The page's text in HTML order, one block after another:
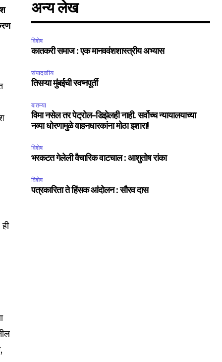
अन्य लेख
विशेष
कातकरी समाज : एक मानववंशशास्त्रीय अभ्यास
संपादकीय
तिसऱ्या मुंबईची स्वप्नपूर्ती
बातम्या
विमा नसेल तर पेट्रोल-डिझेलही नाही. सर्वोच्च न्यायालयाच्या
नव्या धोरणामुळे वाहनधारकांना मोठा इशारा!
विशेष
भरकटत गेलेली वैचारिक वाटचाल : आशुतोष रांका
विशेष
पत्रकारिता ते हिंसक आंदोलन : सौरव दास